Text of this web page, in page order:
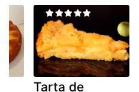
Tarta de